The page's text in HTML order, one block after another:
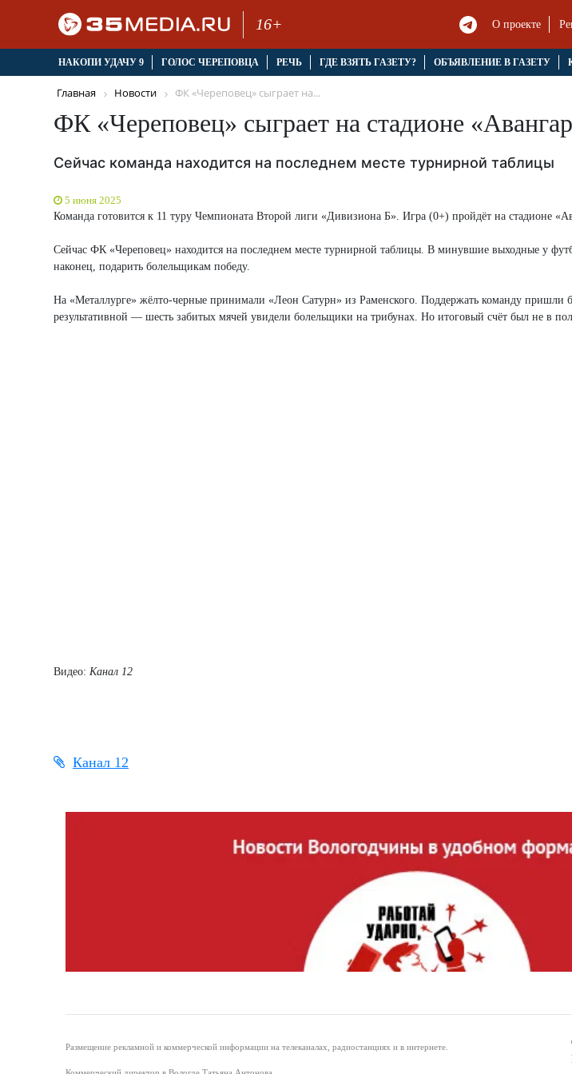
16+ О проекте
НАКОПИ УДАЧУ 9 ГОЛОС ЧЕРЕПОВЦА РЕЧЬ ГДЕ ВЗЯТЬ ГАЗЕТУ? ОБЪЯВЛЕНИЕ В ГАЗЕТУ
Главная Новости ФК «Череповец» сыграет на...
ФК «Череповец» сыграет на стадионе
Сейчас команда находится на последнем месте турнирной таблицы
5 июня 2025
Команда готовится к 11 туру Чемпионата Второй лиги «Дивизиона Б». Игра (0+) пройдёт на стадионе
Сейчас ФК «Череповец» находится на последнем месте турнирной таблицы. В минувшие выходные у
наконец, подарить болельщикам победу.
На «Металлурге» жёлто-черные принимали «Леон Сатурн» из Раменского. Поддержать команду пришли
результативной — шесть забитых мячей увидели болельщики на трибунах. Но итоговый счёт был не в
Видео: Канал 12
Канал 12
Размещение рекламной и коммерческой информации на телеканалах, радиостанциях и в интернете.